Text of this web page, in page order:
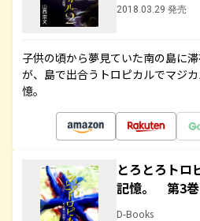
2018.03.29 発売
子供の頃から夢見ていた南の島に
が、島で出合うトロピカルでマジ
憶。
とろとろト
記憶。 第3巻
D-Books